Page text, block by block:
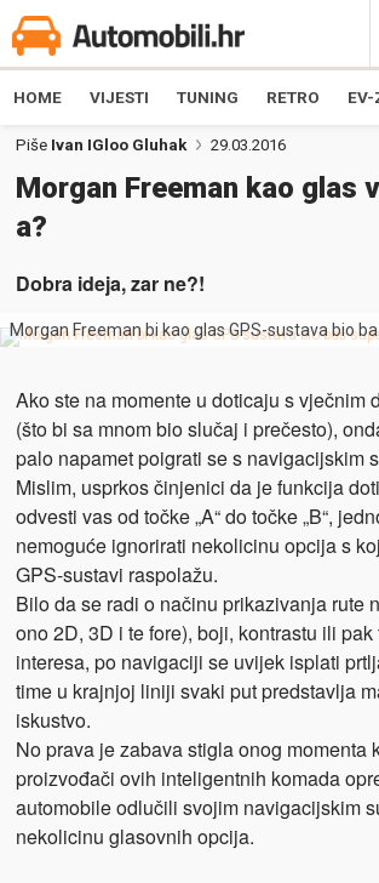
HOME VIJESTI TUNING RETRO EV-
Piše Ivan IGloo Gluhak 29.03.2016
Morgan Freeman kao glas
a?
Dobra ideja, zar ne?!
Morgan Freeman bi kao glas GPS-sustava bio
Ako ste na momente u doticaju s vječnim
(što bi sa mnom bio slučaj i prečesto),
palo napamet poigrati se s navigacijskim
Mislim, usprkos činjenici da je funkcija
odvesti vas od točke „A“ do točke „B“,
nemoguće ignorirati nekolicinu opcija s
GPS-sustavi raspolažu.
Bilo da se radi o načinu prikazivanja rute
ono 2D, 3D i te fore), boji, kontrastu ili pak
interesa, po navigaciji se uvijek isplati
time u krajnjoj liniji svaki put predstavlja
iskustvo.
No prava je zabava stigla onog momenta
proizvođači ovih inteligentnih komada
automobile odlučili svojim navigacijskim
nekolicinu glasovnih opcija.